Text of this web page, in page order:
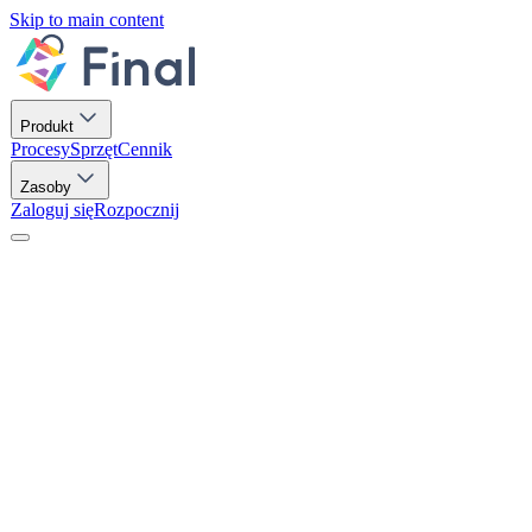
Skip to main content
Produkt
ProcesySprzętCennik
Zasoby
Zaloguj sięRozpocznij